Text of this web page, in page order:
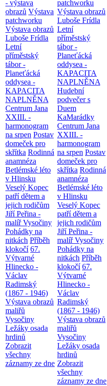
- výstava
obrazů Výstava
patchworku
Výstava obrazů
Luboše Frídla
Letní
příměstský
tábor -
Planeťácká
oddysea -
KAPACITA
NAPLNĚNA
Centrum Jana
XXIII. -
harmonogram
na srpen Postav
domeček pro
skřítka Rodinná
anamnéza
Betlémské léto
v Hlinsku
Veselý Kopec
patří dětem a
jejich rodičům
Jiří Peřina -
malíř Vysočiny
Pohádky na
nitkách Příběh
klokočí 67.
Výtvarné
Hlinecko -
Václav
Radimský
(1867 - 1946)
Výstava obrazů
maliřů
Vysočiny
Ležáky osada
hrdinů
Zobrazit
všechny
záznamy ze dne
patchworku
Výstava obrazů
Luboše Frídla
Letní
příměstský
tábor -
Planeťácká
oddysea -
KAPACITA
NAPLNĚNA
Hudební
podvečer s
Duem
KaMarádky
Centrum Jana
XXIII. -
harmonogram
na srpen Postav
domeček pro
skřítka Rodinná
anamnéza
Betlémské léto
v Hlinsku
Veselý Kopec
patří dětem a
jejich rodičům
Jiří Peřina -
malíř Vysočiny
Pohádky na
nitkách Příběh
klokočí 67.
Výtvarné
Hlinecko -
Václav
Radimský
(1867 - 1946)
Výstava obrazů
maliřů
Vysočiny
Ležáky osada
hrdinů
Zobrazit
všechny
záznamy ze dne